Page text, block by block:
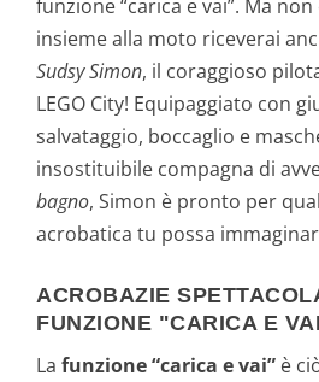
funzione “carica e vai”. Ma
insieme alla moto riceverai
Sudsy Simon, il coraggioso
LEGO City! Equipaggiato con
salvataggio, boccaglio e
insostituibile compagna di
bagno, Simon è pronto per
acrobatica tu possa
ACROBAZIE
FUNZIONE "CARICA E
La funzione “carica e vai” è